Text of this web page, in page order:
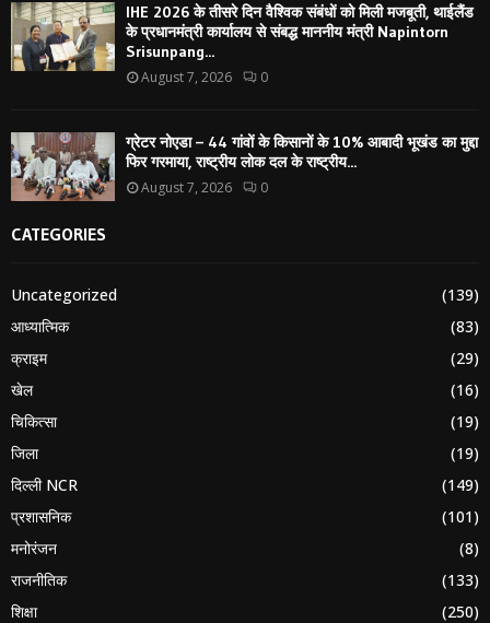
IHE 2026 के तीसरे दिन वैश्विक संबंधों को मिली मजबूती, थाईलैंड
के प्रधानमंत्री कार्यालय से संबद्ध माननीय मंत्री Napintorn
Srisunpang...
August 7, 2026 0
ग्रेटर नोएडा – 44 गांवों के किसानों के 10% आबादी भूखंड का मुद्दा
फिर गरमाया, राष्ट्रीय लोक दल के राष्ट्रीय...
August 7, 2026 0
CATEGORIES
Uncategorized
(139)
आध्यात्मिक
(83)
क्राइम
(29)
खेल
(16)
चिकित्सा
(19)
जिला
(19)
दिल्ली NCR
(149)
प्रशासनिक
(101)
मनोरंजन
(8)
राजनीतिक
(133)
शिक्षा
(250)